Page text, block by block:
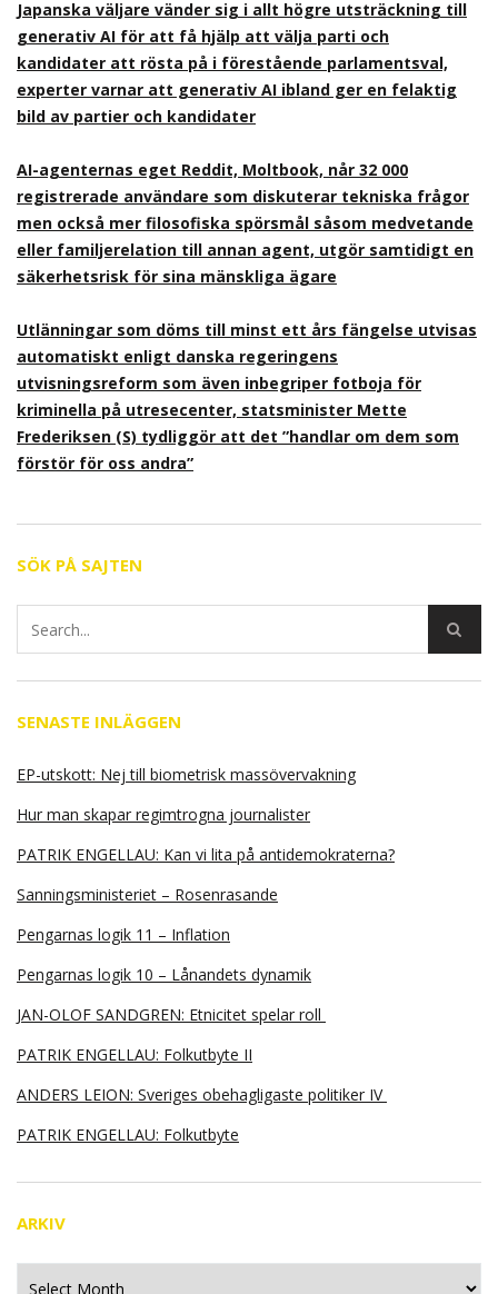
Japanska väljare vänder sig i allt högre utsträckning till
generativ AI för att få hjälp att välja parti och
kandidater att rösta på i förestående parlamentsval,
experter varnar att generativ AI ibland ger en felaktig
bild av partier och kandidater
AI-agenternas eget Reddit, Moltbook, når 32 000
registrerade användare som diskuterar tekniska frågor
men också mer filosofiska spörsmål såsom medvetande
eller familjerelation till annan agent, utgör samtidigt en
säkerhetsrisk för sina mänskliga ägare
Utlänningar som döms till minst ett års fängelse utvisas
automatiskt enligt danska regeringens
utvisningsreform som även inbegriper fotboja för
kriminella på utresecenter, statsminister Mette
Frederiksen (S) tydliggör att det ”handlar om dem som
förstör för oss andra”
SÖK PÅ SAJTEN
SENASTE INLÄGGEN
EP-utskott: Nej till biometrisk massövervakning
Hur man skapar regimtrogna journalister
PATRIK ENGELLAU: Kan vi lita på antidemokraterna?
Sanningsministeriet – Rosenrasande
Pengarnas logik 11 – Inflation
Pengarnas logik 10 – Lånandets dynamik
JAN-OLOF SANDGREN: Etnicitet spelar roll
PATRIK ENGELLAU: Folkutbyte II
ANDERS LEION: Sveriges obehagligaste politiker IV
PATRIK ENGELLAU: Folkutbyte
ARKIV